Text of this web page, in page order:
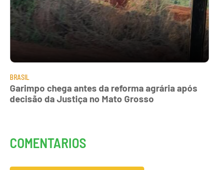
BRASIL
Garimpo chega antes da reforma agrária após
decisão da Justiça no Mato Grosso
COMENTARIOS